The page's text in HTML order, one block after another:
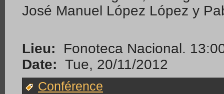
José Manuel López López y
Lieu:
Fonoteca Nacional.
Date: Tue, 20/11/2012
Conférence